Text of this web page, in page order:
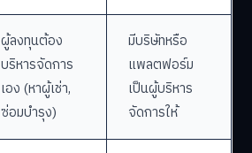
ผู้ลงทุนต้อง
บริหารจัดการ
เอง (หาผู้เช่า,
ซ่อมบำรุง)
มีบริษัทหรือ
แพลตฟอร์ม
เป็นผู้บริหาร
จัดการให้